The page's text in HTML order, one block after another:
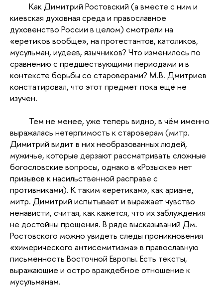
Как Димитрий Ростовский (а вместе с ним и
киевская духовная среда и православное
духовенство России в целом) смотрели на
«еретиков вообще», на протестантов, католиков,
мусульман, иудеев, язычников? Что изменилось по
сравнению с предшествующими периодами и в
контексте борьбы со староверами? М.В. Дмитриев
констатировал, что этот предмет пока ещё не
изучен.
Тем не менее, уже теперь видно, в чём именно
выражалась нетерпимость к староверам (митр.
Димитрий видит в них необразованных людей,
мужичье, которые дерзают рассматривать сложные
богословские вопросы, однако в «Розыске» нет
призывов к насильственной расправе с
противниками). К таким «еретикам», как ариане,
митр. Димитрий испытывает и выражает чувство
ненависти, считая, как кажется, что их заблуждения
не достойны прощения. В ряде высказываний Дм.
Ростовского можно увидеть следы проникновения
«химерического антисемитизма» в православную
письменность Восточной Европы. Есть тексты,
выражающие и остро враждебное отношение к
мусульманам.